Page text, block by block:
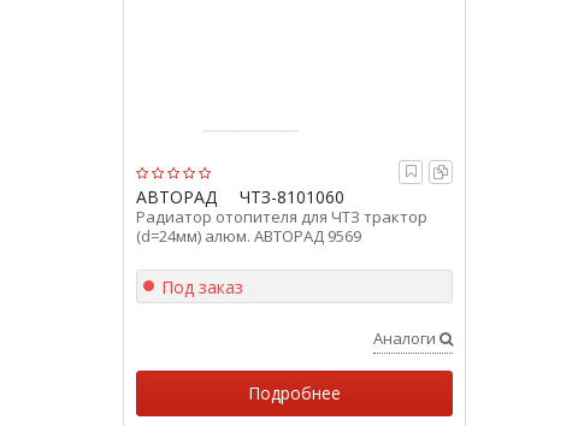
АВТОРАД ЧТЗ-8101060
Радиатор отопителя для ЧТЗ трактор
(d=24мм) алюм. АВТОРАД 9569
Под заказ
Аналоги
Подробнее